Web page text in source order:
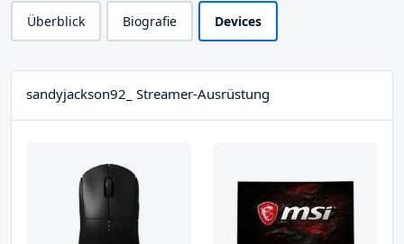
Überblick Biografie Devices
sandyjackson92_ Streamer-Ausrüstung